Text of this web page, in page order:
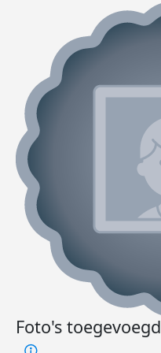
Foto's toegevoegd